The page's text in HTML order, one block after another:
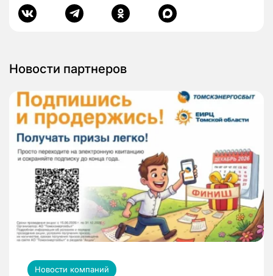
Новости партнеров
Новости компаний